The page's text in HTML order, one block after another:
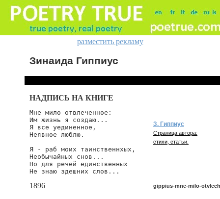
разместить рекламу
Зинаида Гиппиус
НАДПИСЬ НА КНИГЕ
Мне мило отвлеченное:
Им жизнь я создаю...
Я все уединенное,
Неявное люблю.
Я - раб моих таинственнхых,
Необычайных снов...
Но для речей единственных
Не знаю здешних слов...
1896
З. Гиппиус
Страница автора:
стихи, статьи.
gippius-mne-milo-